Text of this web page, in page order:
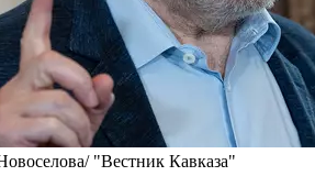
"Вестник Кавказа"